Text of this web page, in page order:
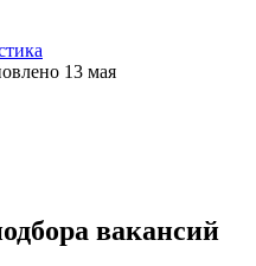
13 мая
вакансий